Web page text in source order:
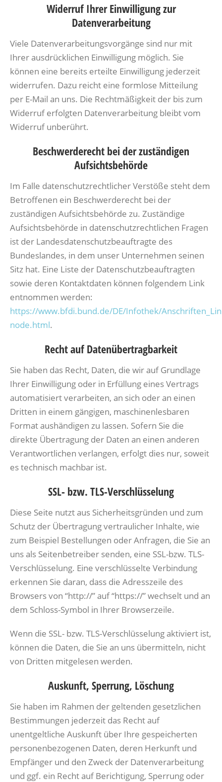
Widerruf Ihrer Einwilligung zur
Datenverarbeitung
Viele Datenverarbeitungsvorgänge sind nur mit
Ihrer ausdrücklichen Einwilligung möglich. Sie
können eine bereits erteilte Einwilligung jederzeit
widerrufen. Dazu reicht eine formlose Mitteilung
per E-Mail an uns. Die Rechtmäßigkeit der bis zum
Widerruf erfolgten Datenverarbeitung bleibt vom
Widerruf unberührt.
Beschwerderecht bei der zuständigen
Aufsichtsbehörde
Im Falle datenschutzrechtlicher Verstöße steht dem
Betroffenen ein Beschwerderecht bei der
zuständigen Aufsichtsbehörde zu. Zuständige
Aufsichtsbehörde in datenschutzrechtlichen Fragen
ist der Landesdatenschutzbeauftragte des
Bundeslandes, in dem unser Unternehmen seinen
Sitz hat. Eine Liste der Datenschutzbeauftragten
sowie deren Kontaktdaten können folgendem Link
entnommen werden:
https://www.bfdi.bund.de/DE/Infothek/
node.html.
Recht auf Datenübertragbarkeit
Sie haben das Recht, Daten, die wir auf Grundlage
Ihrer Einwilligung oder in Erfüllung eines Vertrags
automatisiert verarbeiten, an sich oder an einen
Dritten in einem gängigen, maschinenlesbaren
Format aushändigen zu lassen. Sofern Sie die
direkte Übertragung der Daten an einen anderen
Verantwortlichen verlangen, erfolgt dies nur, soweit
es technisch machbar ist.
SSL- bzw. TLS-Verschlüsselung
Diese Seite nutzt aus Sicherheitsgründen und zum
Schutz der Übertragung vertraulicher Inhalte, wie
zum Beispiel Bestellungen oder Anfragen, die Sie an
uns als Seitenbetreiber senden, eine SSL-bzw. TLS-
Verschlüsselung. Eine verschlüsselte Verbindung
erkennen Sie daran, dass die Adresszeile des
Browsers von “http://” auf “https://” wechselt und an
dem Schloss-Symbol in Ihrer Browserzeile.
Wenn die SSL- bzw. TLS-Verschlüsselung aktiviert ist,
können die Daten, die Sie an uns übermitteln, nicht
von Dritten mitgelesen werden.
Auskunft, Sperrung, Löschung
Sie haben im Rahmen der geltenden gesetzlichen
Bestimmungen jederzeit das Recht auf
unentgeltliche Auskunft über Ihre gespeicherten
personenbezogenen Daten, deren Herkunft und
Empfänger und den Zweck der Datenverarbeitung
und ggf. ein Recht auf Berichtigung, Sperrung oder